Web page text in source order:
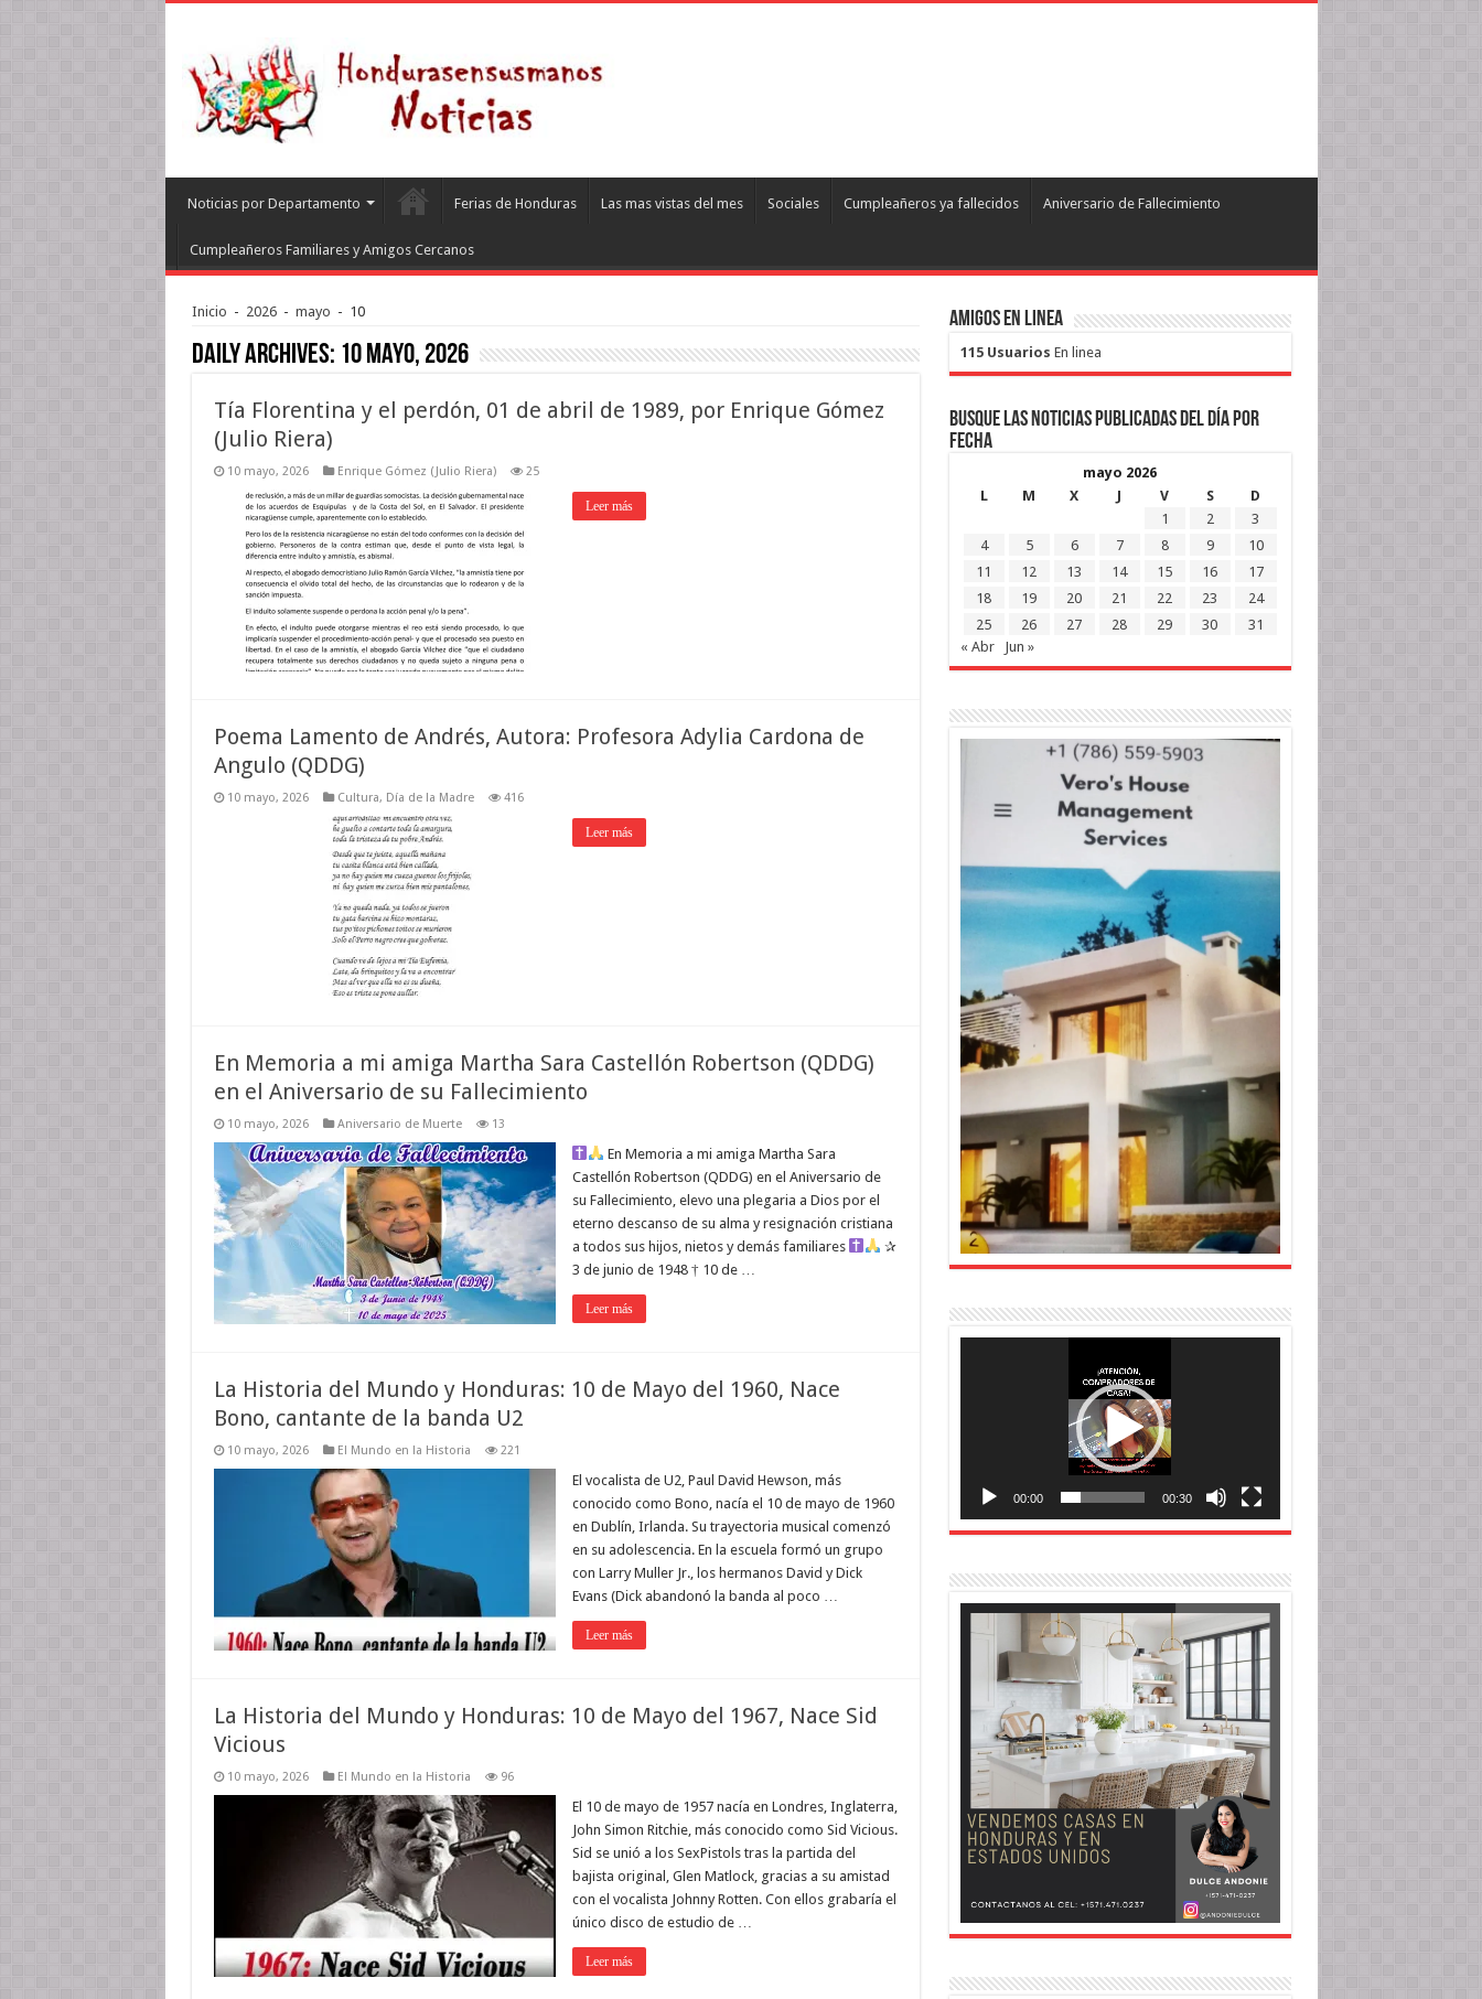
Noticias por Departamento Ferias de Honduras Las mas vistas del mes Sociales Cumpleañeros ya fallecidos Aniversario de Fallecimiento
Cumpleañeros Familiares y Amigos Cercanos
Inicio - 2026 - mayo - 10
Daily Archives: 10 mayo, 2026
Tía Florentina y el perdón, 01 de abril de 1989, por Enrique Gómez
(Julio Riera)
10 mayo, 2026 Enrique Gómez (Julio Riera) 25
Leer más
Poema Lamento de Andrés, Autora: Profesora Adylia Cardona de
Angulo (QDDG)
10 mayo, 2026 Cultura, Día de la Madre 416
Leer más
En Memoria a mi amiga Martha Sara Castellón Robertson (QDDG)
en el Aniversario de su Fallecimiento
10 mayo, 2026 Aniversario de Muerte 13
En Memoria a mi amiga Martha Sara
Castellón Robertson (QDDG) en el Aniversario de
su Fallecimiento, elevo una plegaria a Dios por el
eterno descanso de su alma y resignación cristiana
a todos sus hijos, nietos y demás familiares
✰
3 de junio de 1948 † 10 de …
Leer más
La Historia del Mundo y Honduras: 10 de Mayo del 1960, Nace
Bono, cantante de la banda U2
10 mayo, 2026 El Mundo en la Historia 221
El vocalista de U2, Paul David Hewson, más
conocido como Bono, nacía el 10 de mayo de 1960
en Dublín, Irlanda. Su trayectoria musical comenzó
en su adolescencia. En la escuela formó un grupo
con Larry Muller Jr., los hermanos David y Dick
Evans (Dick abandonó la banda al poco …
Leer más
La Historia del Mundo y Honduras: 10 de Mayo del 1967, Nace Sid
Vicious
10 mayo, 2026 El Mundo en la Historia 96
El 10 de mayo de 1957 nacía en Londres, Inglaterra,
John Simon Ritchie, más conocido como Sid Vicious.
Sid se unió a los SexPistols tras la partida del
bajista original, Glen Matlock, gracias a su amistad
con el vocalista Johnny Rotten. Con ellos grabaría el
único disco de estudio de …
Leer más
Amigos en Linea
115 Usuarios En linea
Busque las noticias publicadas del día por
fecha
mayo 2026
L
M X J V S
D
1
2
3
4
5 6 7 8 9
10
11
12 13 14 15 16
17
18
19 20 21 22 23
24
25
26 27 28 29 30
31
« Abr
Jun »
00:00 00:30